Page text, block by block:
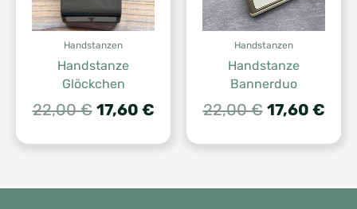
Handstanzen
Handstanze
Glöckchen
22,00€ Ursprünglicher
war:
17,60 €Aktueller
ist:
Handstanzen
Handstanze
Bannerduo
22,00€
war:
17,60 €
ist: